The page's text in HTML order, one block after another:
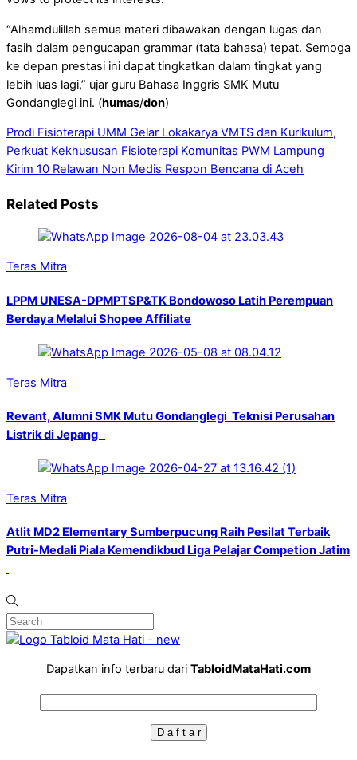
“Alhamdulillah semua materi dibawakan dengan lugas dan
fasih dalam pengucapan grammar (tata bahasa) tepat. Semoga
ke depan prestasi ini dapat tingkatkan dalam tingkat yang
lebih luas lagi,” ujar guru Bahasa Inggris SMK Mutu
Gondanglegi ini. (humas/don)
Prodi Fisioterapi UMM Gelar Lokakarya VMTS dan Kurikulum,
Perkuat Kekhususan Fisioterapi Komunitas PWM Lampung
Kirim 10 Relawan Non Medis Respon Bencana di Aceh
Related Posts
Teras Mitra
LPPM UNESA-DPMPTSP&TK Bondowoso Latih Perempuan
Berdaya Melalui Shopee Affiliate
Teras Mitra
Revant, Alumni SMK Mutu Gondanglegi Teknisi Perusahan
Listrik di Jepang
Teras Mitra
Atlit MD2 Elementary Sumberpucung Raih Pesilat Terbaik
Putri-Medali Piala Kemendikbud Liga Pelajar Competion Jatim
Dapatkan info terbaru dari TabloidMataHati.com